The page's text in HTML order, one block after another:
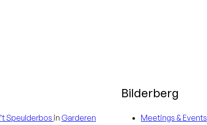
’t Speulderbos in Garderen
Bilderberg
Meetings & Events